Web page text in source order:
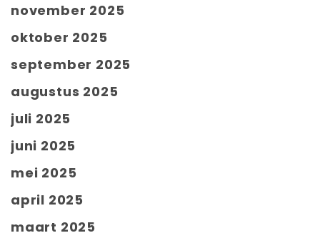
november 2025
oktober 2025
september 2025
augustus 2025
juli 2025
juni 2025
mei 2025
april 2025
maart 2025